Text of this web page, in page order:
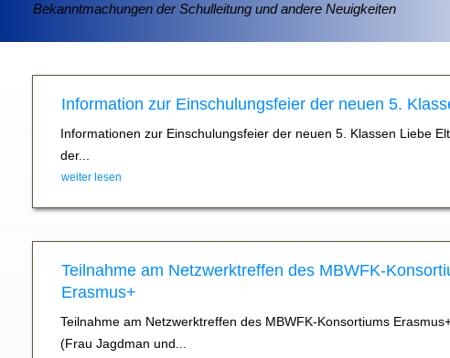
Bekanntmachungen der Schulleitung und andere Neuigkeiten
Information zur Einschulungsfeier der neuen 5.
Informationen zur Einschulungsfeier der neuen 5. Klassen Liebe
der...
weiter lesen
Teilnahme am Netzwerktreffen des MBWFK-
Erasmus+
Teilnahme am Netzwerktreffen des MBWFK-Konsortiums
(Frau Jagdman und...